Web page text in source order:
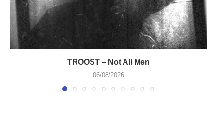
TROOST – Not All Men
06/08/2026